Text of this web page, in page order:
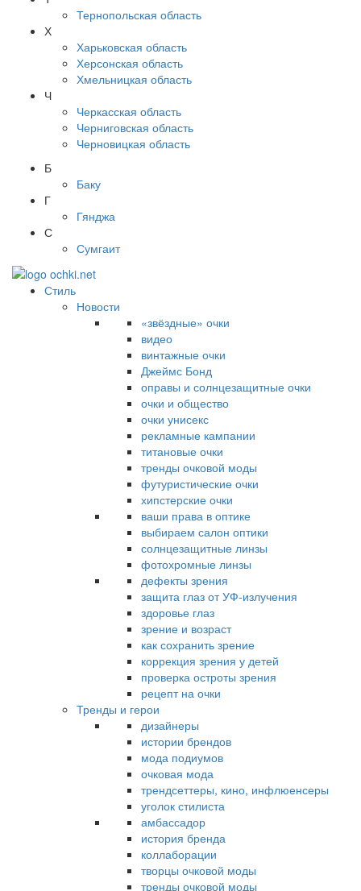
Тернопольская область
Х
Харьковская область
Херсонская область
Хмельницкая область
Ч
Черкасская область
Черниговская область
Черновицкая область
Б
Баку
Г
Гянджа
С
Сумгаит
Стиль
Новости
«звёздные» очки
видео
винтажные очки
Джеймс Бонд
оправы и солнцезащитные очки
очки и общество
очки унисекс
рекламные кампании
титановые очки
тренды очковой моды
футуристические очки
хипстерские очки
ваши права в оптике
выбираем салон оптики
солнцезащитные линзы
фотохромные линзы
дефекты зрения
защита глаз от УФ-излучения
здоровье глаз
зрение и возраст
как сохранить зрение
коррекция зрения у детей
проверка остроты зрения
рецепт на очки
Тренды и герои
дизайнеры
истории брендов
мода подиумов
очковая мода
трендсеттеры, кино, инфлюенсеры
уголок стилиста
амбассадор
история бренда
коллаборации
творцы очковой моды
тренды очковой моды